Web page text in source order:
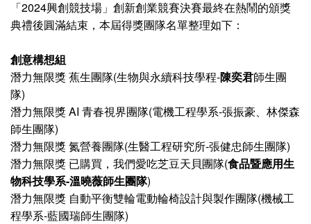
「2024興創競技場」創新創業競賽決賽最終在熱鬧的頒獎
典禮後圓滿結束，本屆得獎團隊名單整理如下：
創意構想組
潛力無限獎 蕉生團隊(生物與永續科技學程-陳奕君師生團
隊)
潛力無限獎 AI 青春視界團隊(電機工程學系-張振豪、林傑森
師生團隊)
潛力無限獎 氮營養團隊(生醫工程研究所-張健忠師生團隊)
潛力無限獎 已購買，我們愛吃芝豆天貝團隊(食品暨應用生
物科技學系-溫曉薇師生團隊)
潛力無限獎 自動平衡雙輪電動輪椅設計與製作團隊(機械工
程學系-藍國瑞師生團隊)